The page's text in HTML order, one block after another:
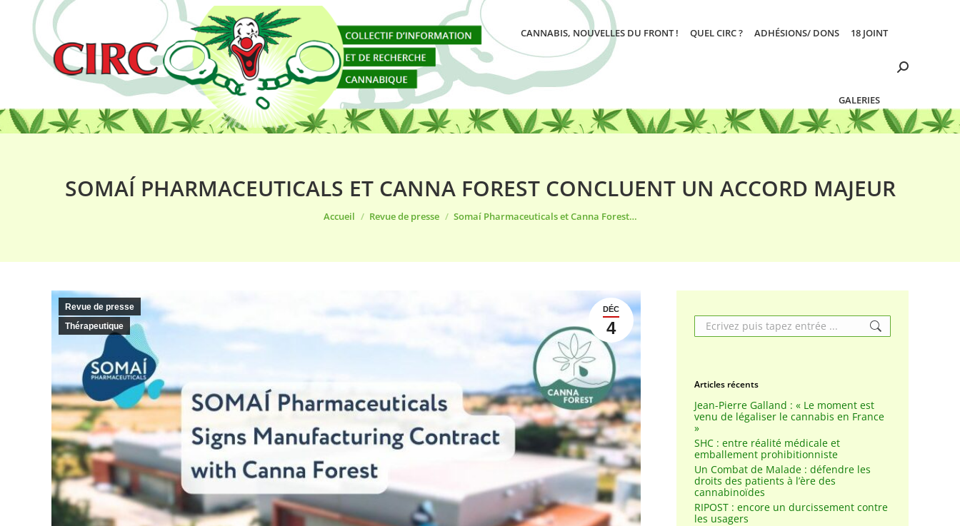
CANNABIS, NOUVELLES DU FRONT ! QUEL CIRC ? ADHÉSIONS/ DONS 18 JOINT
GALERIES
Search:
SOMAÍ PHARMACEUTICALS ET CANNA FOREST CONCLUENT UN ACCORD MAJEUR
Accueil Revue de presse Somaí Pharmaceuticals et Canna Forest…
DÉC
4
Revue de presse
Thérapeutique
Search:
Articles récents
Jean-Pierre Galland : « Le moment est
venu de légaliser le cannabis en France
»
SHC : entre réalité médicale et
emballement prohibitionniste
Un Combat de Malade : défendre les
droits des patients à l’ère des
cannabinoïdes
RIPOST : encore un durcissement contre
les usagers